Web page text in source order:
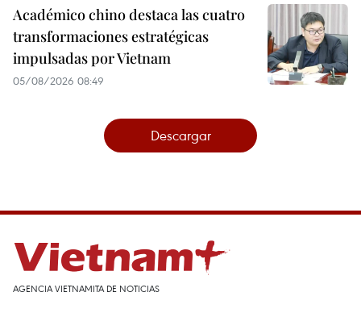
Académico chino destaca las cuatro
transformaciones estratégicas
impulsadas por Vietnam
05/08/2026 08:49
Descargar
AGENCIA VIETNAMITA DE NOTICIAS